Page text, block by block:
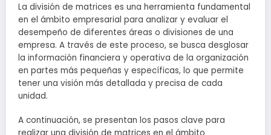
La división de matrices es una herramienta fundamental
en el ámbito empresarial para analizar y evaluar el
desempeño de diferentes áreas o divisiones de una
empresa. A través de este proceso, se busca desglosar
la información financiera y operativa de la organización
en partes más pequeñas y específicas, lo que permite
tener una visión más detallada y precisa de cada
unidad.
A continuación, se presentan los pasos clave para